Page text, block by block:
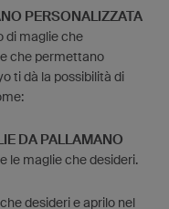
PERSONALIZZATA
di maglie che
che permettano
ti dà la possibilità di
DA PALLAMANO
le maglie che desideri.
desideri e aprilo nel